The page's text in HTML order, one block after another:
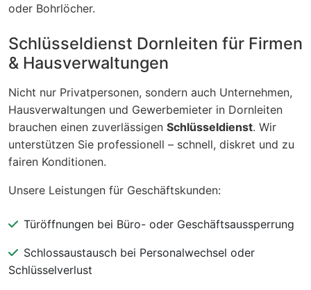
oder Bohrlöcher.
Schlüsseldienst Dornleiten für Firmen
& Hausverwaltungen
Nicht nur Privatpersonen, sondern auch Unternehmen,
Hausverwaltungen und Gewerbemieter in Dornleiten
brauchen einen zuverlässigen Schlüsseldienst. Wir
unterstützen Sie professionell – schnell, diskret und zu
fairen Konditionen.
Unsere Leistungen für Geschäftskunden:
Türöffnungen bei Büro- oder Geschäftsaussperrung
Schlossaustausch bei Personalwechsel oder
Schlüsselverlust